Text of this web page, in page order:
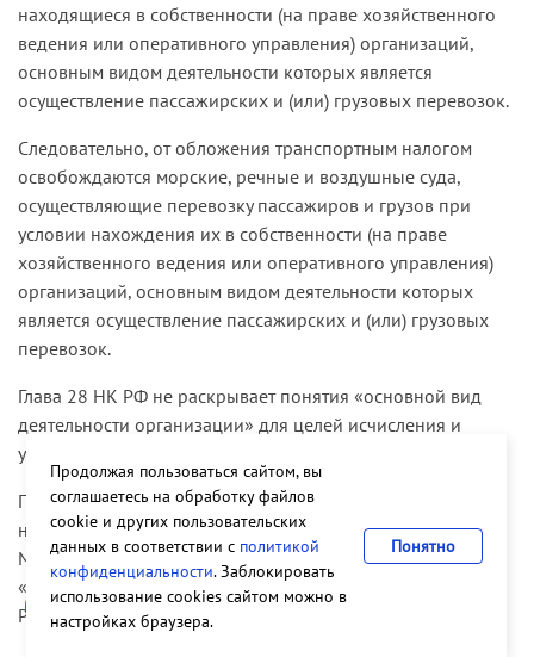
находящиеся в собственности (на праве хозяйственного
ведения или оперативного управления) организаций,
основным видом деятельности которых является
осуществление пассажирских и (или) грузовых перевозок.
Следовательно, от обложения транспортным налогом
освобождаются морские, речные и воздушные суда,
осуществляющие перевозку пассажиров и грузов при
условии нахождения их в собственности (на праве
хозяйственного ведения или оперативного управления)
организаций, основным видом деятельности которых
является осуществление пассажирских и (или) грузовых
перевозок.
Глава 28 НК РФ не раскрывает понятия «основной вид
деятельности организации» для целей исчисления и
уплаты транспортного налога.
Приказом Министерства Российской Федерации по
налогам и сборам от 09.04.03 № БГ-3-21/177 утверждены
Методические рекомендации по применению главы 28
«Транспортный налог» части второй Налогового кодекса
РФ.
Продолжая пользоваться сайтом, вы
соглашаетесь на обработку файлов
cookie и других пользовательских
данных в соответствии с политикой
конфиденциальности. Заблокировать
использование cookies сайтом можно в
настройках браузера.
Понятно